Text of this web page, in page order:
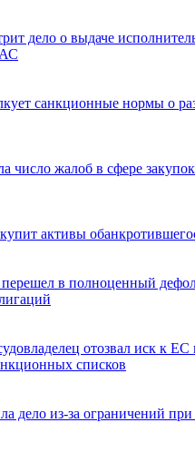
дело о выдаче
санкционные нормы о
число жалоб в сфере
активы
перешел в полноценный
отозвал иск к
списков
дело из-за ограничений при